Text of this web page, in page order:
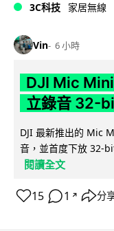
3C科技 家居無線
Vin 6 小時
DJI Mic
立錄音 32-
DJI 最新推出的 Mic
音，並首度下放 32-
閱讀全文
15 1 ↗ 分